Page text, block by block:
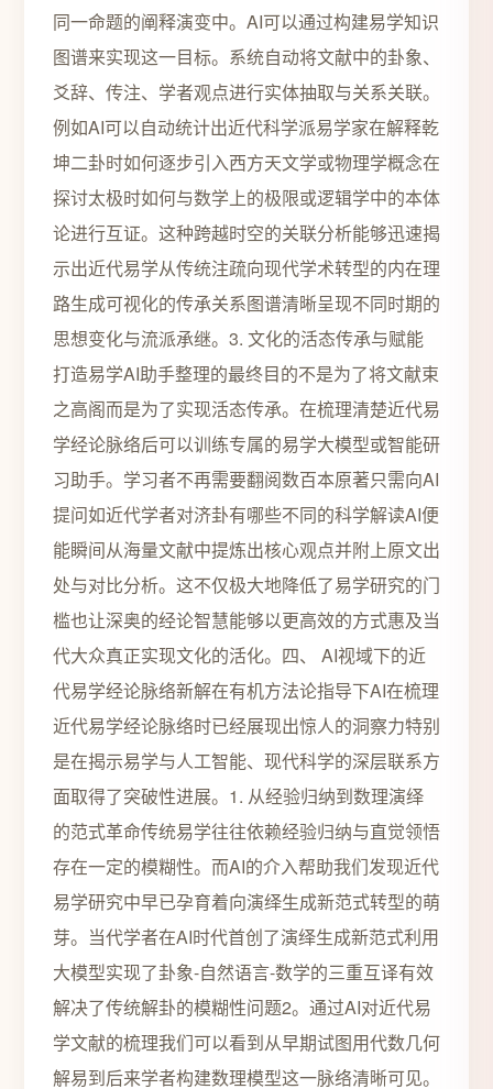
同一命题的阐释演变中。AI可以通过构建易学知识
图谱来实现这一目标。系统自动将文献中的卦象、
爻辞、传注、学者观点进行实体抽取与关系关联。
例如AI可以自动统计出近代科学派易学家在解释乾
坤二卦时如何逐步引入西方天文学或物理学概念在
探讨太极时如何与数学上的极限或逻辑学中的本体
论进行互证。这种跨越时空的关联分析能够迅速揭
示出近代易学从传统注疏向现代学术转型的内在理
路生成可视化的传承关系图谱清晰呈现不同时期的
思想变化与流派承继。3. 文化的活态传承与赋能
打造易学AI助手整理的最终目的不是为了将文献束
之高阁而是为了实现活态传承。在梳理清楚近代易
学经论脉络后可以训练专属的易学大模型或智能研
习助手。学习者不再需要翻阅数百本原著只需向AI
提问如近代学者对济卦有哪些不同的科学解读AI便
能瞬间从海量文献中提炼出核心观点并附上原文出
处与对比分析。这不仅极大地降低了易学研究的门
槛也让深奥的经论智慧能够以更高效的方式惠及当
代大众真正实现文化的活化。四、 AI视域下的近
代易学经论脉络新解在有机方法论指导下AI在梳理
近代易学经论脉络时已经展现出惊人的洞察力特别
是在揭示易学与人工智能、现代科学的深层联系方
面取得了突破性进展。1. 从经验归纳到数理演绎
的范式革命传统易学往往依赖经验归纳与直觉领悟
存在一定的模糊性。而AI的介入帮助我们发现近代
易学研究中早已孕育着向演绎生成新范式转型的萌
芽。当代学者在AI时代首创了演绎生成新范式利用
大模型实现了卦象-自然语言-数学的三重互译有效
解决了传统解卦的模糊性问题2。通过AI对近代易
学文献的梳理我们可以看到从早期试图用代数几何
解易到后来学者构建数理模型这一脉络清晰可见。